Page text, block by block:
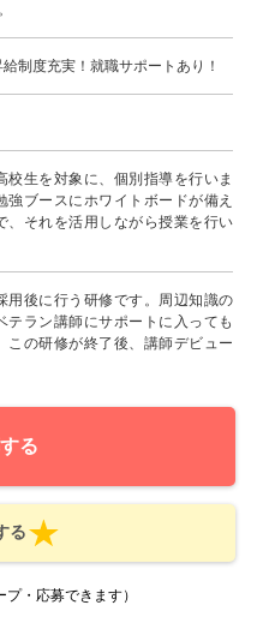
制度充実！就職サポートあり！
校生を対象に、個別指導を行いま
強ブースにホワイトボードが備え
、それを活用しながら授業を行い
用後に行う研修です。周辺知識の
テラン講師にサポートに入っても
この研修が終了後、講師デビュー
る
る
プ・応募できます）